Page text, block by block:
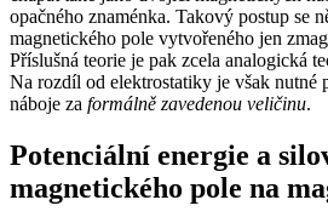
opačného znaménka. Takový postup se
magnetického pole vytvořeného jen
Příslušná teorie je pak zcela analogická
Na rozdíl od elektrostatiky je však nutné
náboje za formálně zavedenou veličinu.
Potenciální energie a
magnetického pole na